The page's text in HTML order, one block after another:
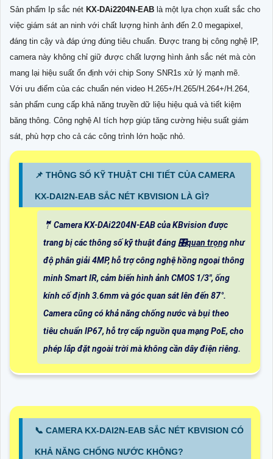
Sản phẩm Ip sắc nét KX-DAi2204N-EAB là một lựa chọn xuất sắc cho
việc giám sát an ninh với chất lượng hình ảnh đến 2.0 megapixel,
đáng tin cậy và đáp ứng đúng tiêu chuẩn. Được trang bị công nghệ IP,
camera này không chỉ giữ được chất lượng hình ảnh sắc nét mà còn
mang lại hiệu suất ổn định với chip Sony SNR1s xử lý mạnh mẽ.
Với ưu điểm của các chuẩn nén video H.265+/H.265/H.264+/H.264,
sản phẩm cung cấp khả năng truyền dữ liệu hiệu quả và tiết kiệm
băng thông. Công nghệ AI tích hợp giúp tăng cường hiệu suất giám
sát, phù hợp cho cả các công trình lớn hoặc nhỏ.
📌 THÔNG SỐ KỸ THUẬT CHI TIẾT CỦA CAMERA
KX-DAI2N-EAB SẮC NÉT KBVISION LÀ GÌ?
🤵 Camera KX-DAi2204N-EAB của KBvision được
trang bị các thông số kỹ thuật đáng 🎛quan trọngnhư
độ phân giải 4MP, hỗ trợ công nghệ hồng ngoại thông
minh Smart IR, cảm biến hình ảnh CMOS 1/3", ống
kính cố định 3.6mm và góc quan sát lên đến 87°.
Camera cũng có khả năng chống nước và bụi theo
tiêu chuẩn IP67, hỗ trợ cấp nguồn qua mạng PoE, cho
phép lắp đặt ngoài trời mà không cần dây điện riêng.
📞 CAMERA KX-DAI2N-EAB SẮC NÉT KBVISION CÓ
KHẢ NĂNG CHỐNG NƯỚC KHÔNG?